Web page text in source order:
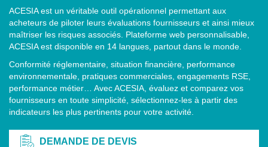
ACESIA est un véritable outil opérationnel permettant aux
acheteurs de piloter leurs évaluations fournisseurs et ainsi mieux
maîtriser les risques associés. Plateforme web personnalisable,
ACESIA est disponible en 14 langues, partout dans le monde.
Conformité réglementaire, situation financière, performance
environnementale, pratiques commerciales, engagements RSE,
performance métier… Avec ACESIA, évaluez et comparez vos
fournisseurs en toute simplicité, sélectionnez-les à partir des
indicateurs les plus pertinents pour votre activité.
DEMANDE DE DEVIS